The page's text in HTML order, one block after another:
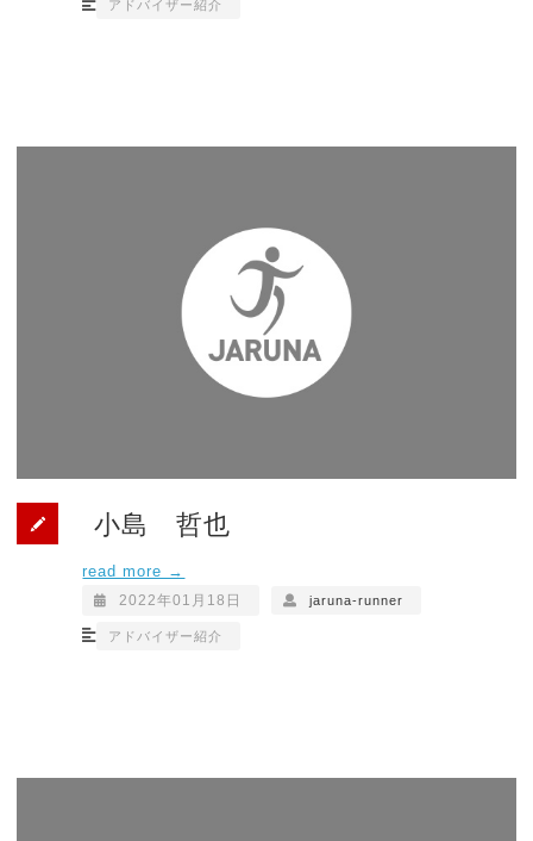
アドバイザー紹介
小島 哲也
read more →
2022年01月18日 jaruna-runner
アドバイザー紹介